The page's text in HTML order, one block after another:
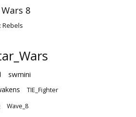
8
Rebels
swmini
TIE_Fighter
Wave_8